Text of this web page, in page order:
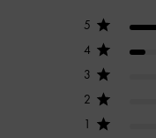
5
4
3
2
1